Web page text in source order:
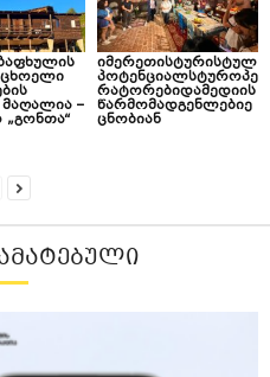
–
იმერეთისტურისტულ
პოტენციალსტუროპე
რატორებიდამედიის
წარმომადგენლებიე
ცნობიან